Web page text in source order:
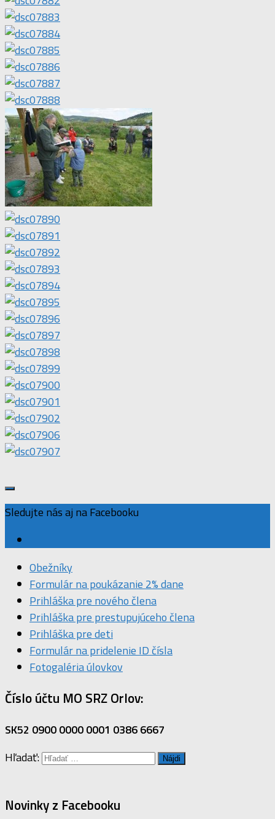
Sledujte nás aj na Facebooku
Obežníky
Formulár na poukázanie 2% dane
Prihláška pre nového člena
Prihláška pre prestupujúceho člena
Prihláška pre deti
Formulár na pridelenie ID čísla
Fotogaléria úlovkov
Číslo účtu MO SRZ Orlov:
SK52 0900 0000 0001 0386 6667
Hľadať:
Novinky z Facebooku